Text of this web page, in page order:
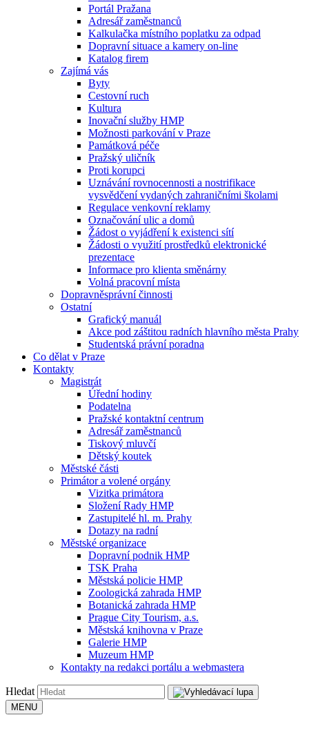
Portál Pražana
Adresář zaměstnanců
Kalkulačka místního poplatku za odpad
Dopravní situace a kamery on-line
Katalog firem
Zajímá vás
Byty
Cestovní ruch
Kultura
Inovační služby HMP
Možnosti parkování v Praze
Památková péče
Pražský uličník
Proti korupci
Uznávání rovnocennosti a nostrifikace
vysvědčení vydaných zahraničními školami
Regulace venkovní reklamy
Označování ulic a domů
Žádost o vyjádření k existenci sítí
Žádosti o využití prostředků elektronické
prezentace
Informace pro klienta směnárny
Volná pracovní místa
Dopravněsprávní činnosti
Ostatní
Grafický manuál
Akce pod záštitou radních hlavního města Prahy
Studentská právní poradna
Co dělat v Praze
Kontakty
Magistrát
Úřední hodiny
Podatelna
Pražské kontaktní centrum
Adresář zaměstnanců
Tiskový mluvčí
Dětský koutek
Městské části
Primátor a volené orgány
Vizitka primátora
Složení Rady HMP
Zastupitelé hl. m. Prahy
Dotazy na radní
Městské organizace
Dopravní podnik HMP
TSK Praha
Městská policie HMP
Zoologická zahrada HMP
Botanická zahrada HMP
Prague City Tourism, a.s.
Městská knihovna v Praze
Galerie HMP
Muzeum HMP
Kontakty na redakci portálu a webmastera
Hledat
MENU